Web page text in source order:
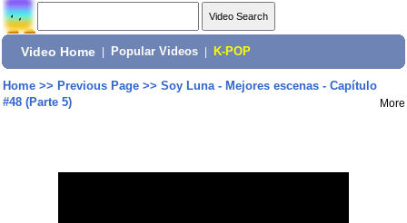
Video Home Popular Videos K-POP
Home>> Previous Page>> Soy Luna - Mejores escenas - Capítulo
#48 (Parte 5)
More